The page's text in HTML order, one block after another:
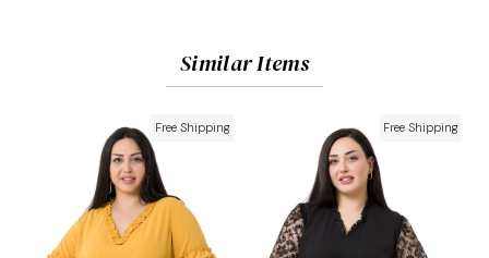
Similar Items
Free Shipping Free Shipping